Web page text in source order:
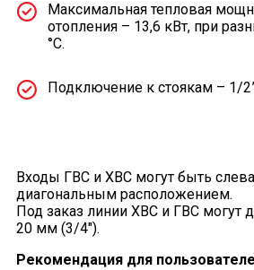
Максимальная тепловая
отопления – 13,6 кВт, при
°С.
Подключение к стоякам – 1/
Входы ГВС и ХВС могут быть
диагональным расположением.
Под заказ линии ХВС и ГВС могут
20 мм (3/4").
Рекомендация для